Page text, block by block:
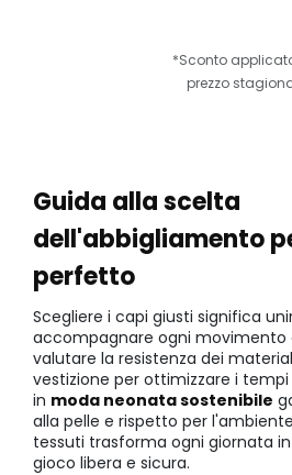
*Sconto
prezzo
Guida alla scelta
dell'abbigliamento
perfetto
Scegliere i capi giusti significa
accompagnare ogni movimento
valutare la resistenza dei
vestizione per ottimizzare i
in moda neonata sostenibile
alla pelle e rispetto per
tessuti trasforma ogni giornata
gioco libera e sicura.